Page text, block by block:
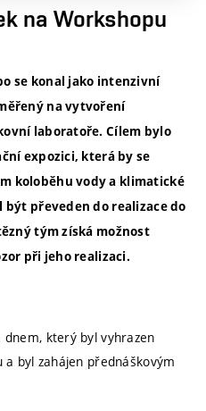
na Workshopu
se konal jako intenzivní
na vytvoření
laboratoře. Cílem bylo
expozici, která by se
koloběhu vody a klimatické
převeden do realizace do
tým získá možnost
při jeho realizaci.
který byl vyhrazen
byl zahájen přednáškovým